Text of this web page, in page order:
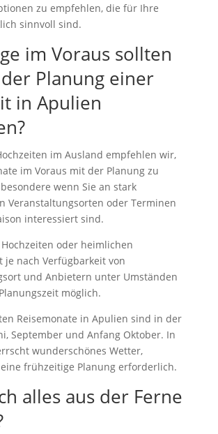
zu empfehlen, die für Ihre
sinnvoll sind.
im Voraus sollten
Planung einer
in Apulien
im Ausland empfehlen wir,
im Voraus mit der Planung zu
wenn Sie an stark
Veranstaltungsorten oder Terminen
interessiert sind.
oder heimlichen
je nach Verfügbarkeit von
und Anbietern unter Umständen
möglich.
Reisemonate in Apulien sind in der
September und Anfang Oktober. In
wunderschönes Wetter,
frühzeitige Planung erforderlich.
alles aus der Ferne